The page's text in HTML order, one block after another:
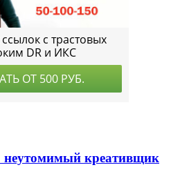
неутомимый креативщик